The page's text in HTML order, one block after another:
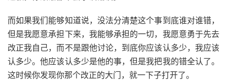
而如果我们能够知道说，没法分清楚这个事到底谁对谁错，
但是我愿意承担下来，我能够承担的一切，我愿意勇于先去
改正我自己，而不是跟他讨论，到底你应该认多少，我应该
认多少。他应该认多少是他的事，但是我把我的错全认了。
这时候你发现你那个改正的大门，就一下子打开了。